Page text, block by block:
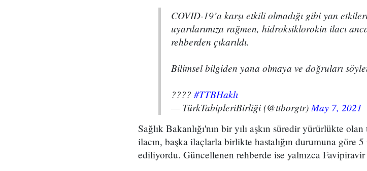
COVID-19’a karşı etkili olmadığı gibi yan
uyarılarımıza rağmen, hidroksiklorokin ilacı
rehberden çıkarıldı.
Bilimsel bilgiden yana olmaya ve doğruları
???? #TTBHaklı
— TürkTabipleriBirliği (@ttborgtr)May 7, 2021
Sağlık Bakanlığı'nın bir yılı aşkın süredir yürürlükte
ilacın, başka ilaçlarla birlikte hastalığın durumuna göre
ediliyordu. Güncellenen rehberde ise yalnızca Favipiravir